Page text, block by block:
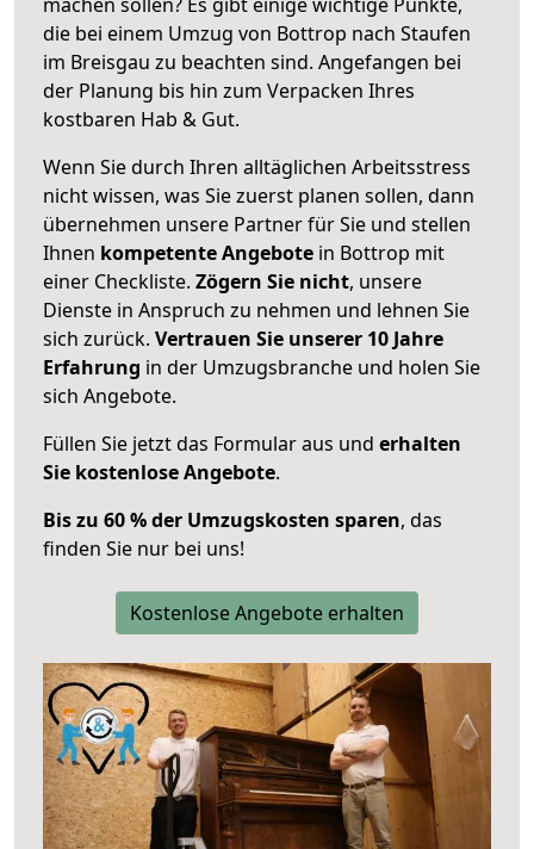
die bei einem Umzug von Bottrop nach Staufen
im Breisgau zu beachten sind. Angefangen bei
der Planung bis hin zum Verpacken Ihres
kostbaren Hab & Gut.
Wenn Sie durch Ihren alltäglichen Arbeitsstress
nicht wissen, was Sie zuerst planen sollen, dann
übernehmen unsere Partner für Sie und stellen
Ihnen kompetente Angebote in Bottrop mit
einer Checkliste. Zögern Sie nicht, unsere
Dienste in Anspruch zu nehmen und lehnen Sie
sich zurück. Vertrauen Sie unserer 10 Jahre
Erfahrung in der Umzugsbranche und holen Sie
sich Angebote.
Füllen Sie jetzt das Formular aus und erhalten
Sie kostenlose Angebote.
Bis zu 60 % der Umzugskosten sparen, das
finden Sie nur bei uns!
Kostenlose Angebote erhalten